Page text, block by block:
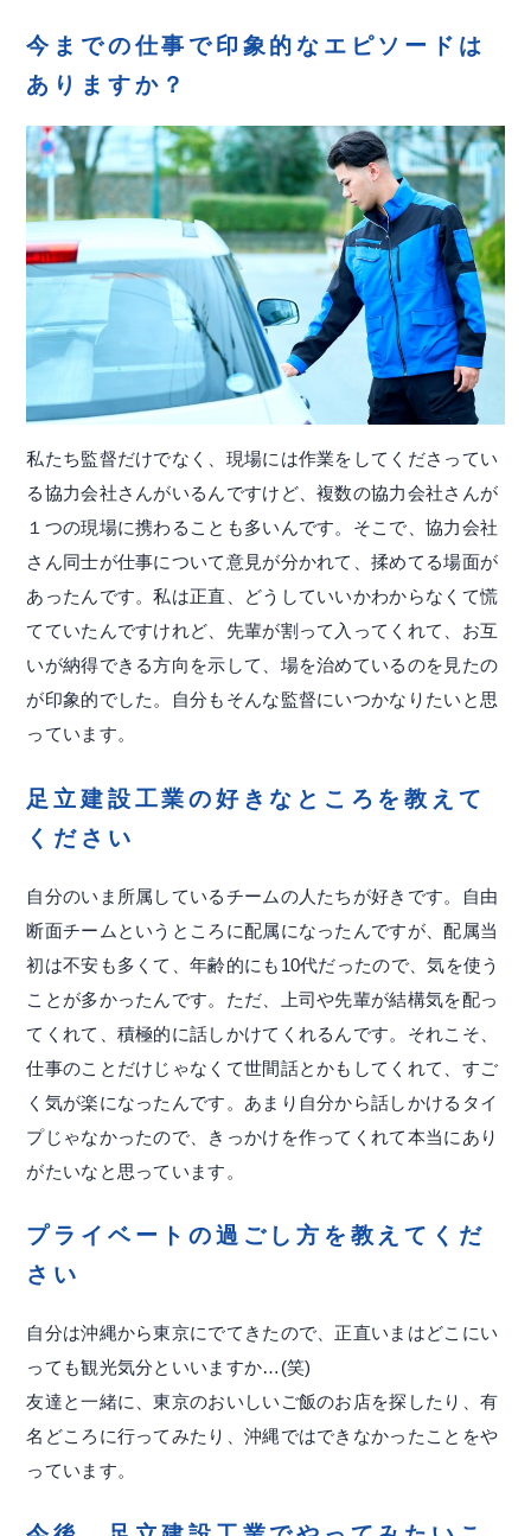
今までの仕事で印象的なエピソードは
ありますか？
私たち監督だけでなく、現場には作業をしてくださってい
る協力会社さんがいるんですけど、複数の協力会社さんが
１つの現場に携わることも多いんです。そこで、協力会社
さん同士が仕事について意見が分かれて、揉めてる場面が
あったんです。私は正直、どうしていいかわからなくて慌
てていたんですけれど、先輩が割って入ってくれて、お互
いが納得できる方向を示して、場を治めているのを見たの
が印象的でした。自分もそんな監督にいつかなりたいと思
っています。
足立建設工業の好きなところを教えて
ください
自分のいま所属しているチームの人たちが好きです。自由
断面チームというところに配属になったんですが、配属当
初は不安も多くて、年齢的にも10代だったので、気を使う
ことが多かったんです。ただ、上司や先輩が結構気を配っ
てくれて、積極的に話しかけてくれるんです。それこそ、
仕事のことだけじゃなくて世間話とかもしてくれて、すご
く気が楽になったんです。あまり自分から話しかけるタイ
プじゃなかったので、きっかけを作ってくれて本当にあり
がたいなと思っています。
プライベートの過ごし方を教えてくだ
さい
自分は沖縄から東京にでてきたので、正直いまはどこにい
っても観光気分といいますか…(笑)
友達と一緒に、東京のおいしいご飯のお店を探したり、有
名どころに行ってみたり、沖縄ではできなかったことをや
っています。